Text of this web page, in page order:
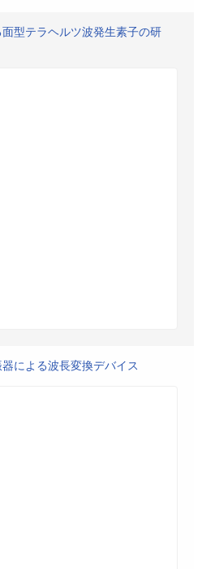
型テラヘルツ波発生素子の研
による波長変換デバイス